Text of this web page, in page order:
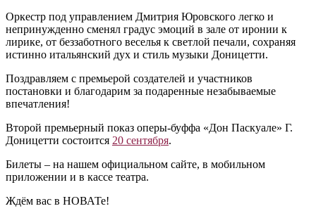
Оркестр под управлением Дмитрия Юровского легко и
непринужденно сменял градус эмоций в зале от иронии к
лирике, от беззаботного веселья к светлой печали, сохраняя
истинно итальянский дух и стиль музыки Доницетти.
Поздравляем с премьерой создателей и участников
постановки и благодарим за подаренные незабываемые
впечатления!
Второй премьерный показ оперы-буффа «Дон Паскуале» Г.
Доницетти состоится 20 сентября.
Билеты – на нашем официальном сайте, в мобильном
приложении и в кассе театра.
Ждём вас в НОВАТе!